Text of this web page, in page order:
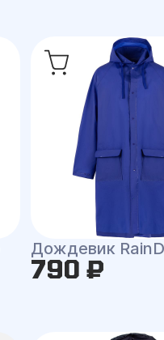
Дождевик
790 ₽